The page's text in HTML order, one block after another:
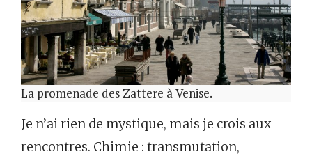
La promenade des Zattere à Venise.
Je n’ai rien de mystique, mais je crois aux
rencontres. Chimie : transmutation,